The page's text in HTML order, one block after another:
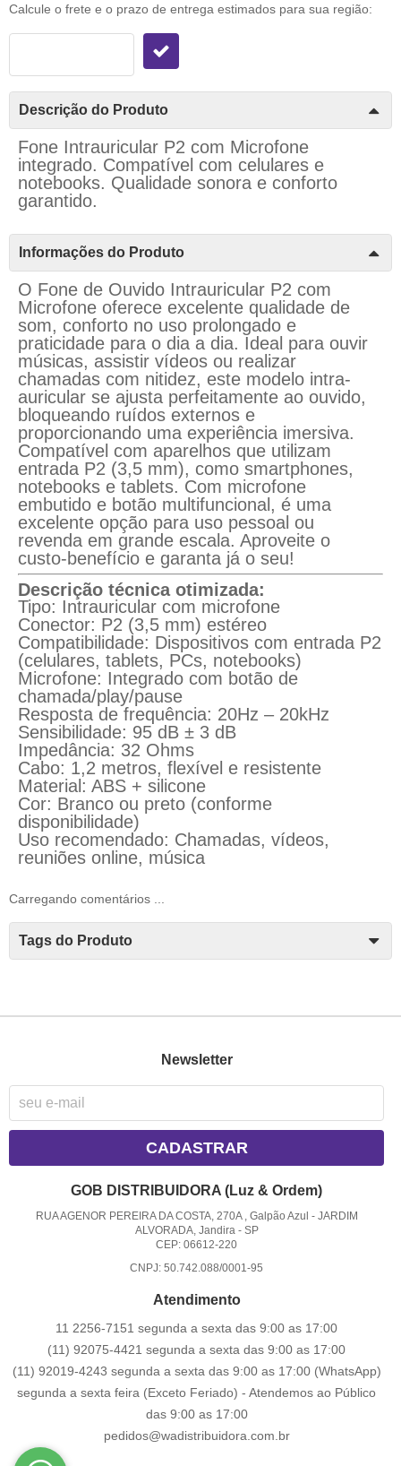
Calcule o frete e o prazo de entrega estimados para sua região:
Descrição do Produto
Fone Intrauricular P2 com Microfone
integrado. Compatível com celulares e
notebooks. Qualidade sonora e conforto
garantido.
Informações do Produto
O Fone de Ouvido Intrauricular P2 com
Microfone oferece excelente qualidade de
som, conforto no uso prolongado e
praticidade para o dia a dia. Ideal para ouvir
músicas, assistir vídeos ou realizar
chamadas com nitidez, este modelo intra-
auricular se ajusta perfeitamente ao ouvido,
bloqueando ruídos externos e
proporcionando uma experiência imersiva.
Compatível com aparelhos que utilizam
entrada P2 (3,5 mm), como smartphones,
notebooks e tablets. Com microfone
embutido e botão multifuncional, é uma
excelente opção para uso pessoal ou
revenda em grande escala. Aproveite o
custo-benefício e garanta já o seu!
Descrição técnica otimizada:
Tipo: Intrauricular com microfone
Conector: P2 (3,5 mm) estéreo
Compatibilidade: Dispositivos com entrada P2
(celulares, tablets, PCs, notebooks)
Microfone: Integrado com botão de
chamada/play/pause
Resposta de frequência: 20Hz – 20kHz
Sensibilidade: 95 dB ± 3 dB
Impedância: 32 Ohms
Cabo: 1,2 metros, flexível e resistente
Material: ABS + silicone
Cor: Branco ou preto (conforme
disponibilidade)
Uso recomendado: Chamadas, vídeos,
reuniões online, música
Carregando comentários ...
Tags do Produto
Newsletter
CADASTRAR
GOB DISTRIBUIDORA (Luz & Ordem)
RUA AGENOR PEREIRA DA COSTA, 270A , Galpão Azul - JARDIM
ALVORADA, Jandira- SP
CEP: 06612-220
CNPJ: 50.742.088/0001-95
Atendimento
11 2256-7151 segunda a sexta das 9:00 as 17:00
(11) 92075-4421 segunda a sexta das 9:00 as 17:00
(11) 92019-4243 segunda a sexta das 9:00 as 17:00 (WhatsApp)
segunda a sexta feira (Exceto Feriado) - Atendemos ao Público
das 9:00 as 17:00
pedidos@wadistribuidora.com.br